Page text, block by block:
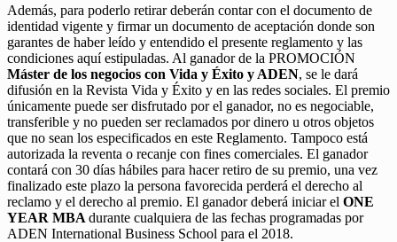
Además, para poderlo retirar deberán contar con el documento de
identidad vigente y firmar un documento de aceptación donde son
garantes de haber leído y entendido el presente reglamento y las
condiciones aquí estipuladas. Al ganador de la PROMOCIÓN
Máster de los negocios con Vida y Éxito y ADEN, se le dará
difusión en la Revista Vida y Éxito y en las redes sociales. El premio
únicamente puede ser disfrutado por el ganador, no es negociable,
transferible y no pueden ser reclamados por dinero u otros objetos
que no sean los especificados en este Reglamento. Tampoco está
autorizada la reventa o recanje con fines comerciales. El ganador
contará con 30 días hábiles para hacer retiro de su premio, una vez
finalizado este plazo la persona favorecida perderá el derecho al
reclamo y el derecho al premio. El ganador deberá iniciar el ONE
YEAR MBA durante cualquiera de las fechas programadas por
ADEN International Business School para el 2018.